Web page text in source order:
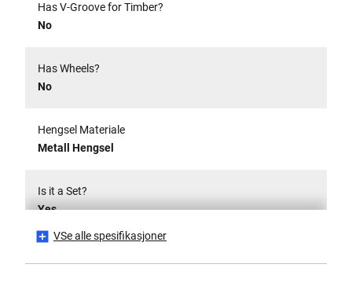
Has V-Groove for Timber?
No
Has Wheels?
No
Hengsel Materiale
Metall Hengsel
Is it a Set?
Yes
VSe alle spesifikasjoner